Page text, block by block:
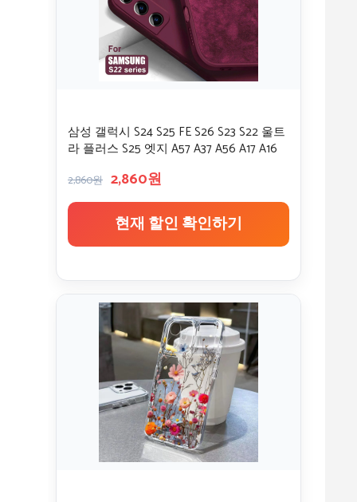
삼성 갤럭시 S24 S25 FE S26 S23 S22 울트
라 플러스 S25 엣지 A57 A37 A56 A17 A16
프트 커버
2,860원 2,860원
현재 할인 확인하기